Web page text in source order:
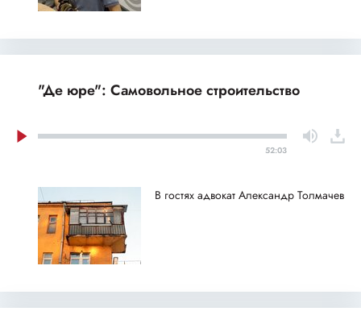
"Де юре": Самовольное строительство
52:03
В гостях адвокат Александр Толмачев